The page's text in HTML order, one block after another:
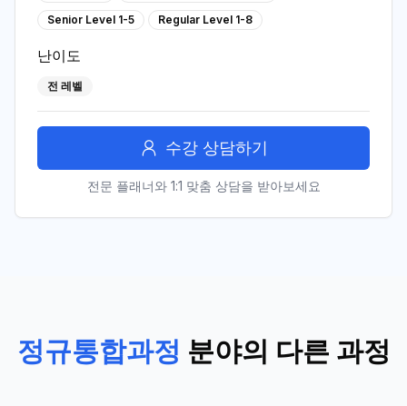
Senior Level 1-5
Regular Level 1-8
난이도
전 레벨
수강 상담하기
전문 플래너와 1:1 맞춤 상담을 받아보세요
정규통합과정 분야의 다른 과정